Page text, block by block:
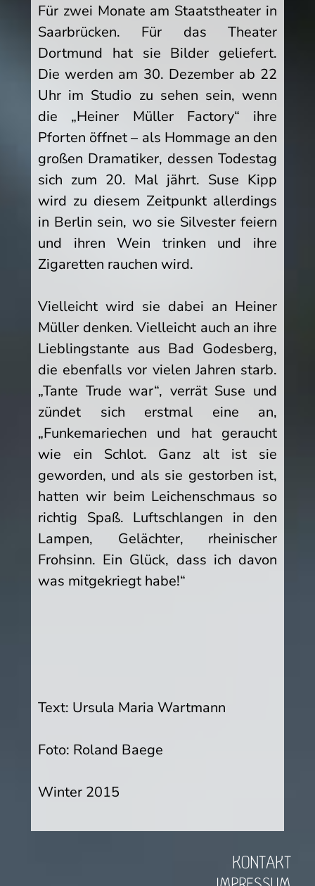
Für zwei Monate am Staatstheater in
Saarbrücken. Für das Theater
Dortmund hat sie Bilder geliefert.
Die werden am 30. Dezember ab 22
Uhr im Studio zu sehen sein, wenn
die „Heiner Müller Factory“ ihre
Pforten öffnet – als Hommage an den
großen Dramatiker, dessen Todestag
sich zum 20. Mal jährt. Suse Kipp
wird zu diesem Zeitpunkt allerdings
in Berlin sein, wo sie Silvester feiern
und ihren Wein trinken und ihre
Zigaretten rauchen wird.
Vielleicht wird sie dabei an Heiner
Müller denken. Vielleicht auch an ihre
Lieblingstante aus Bad Godesberg,
die ebenfalls vor vielen Jahren starb.
„Tante Trude war“, verrät Suse und
zündet sich erstmal eine an,
„Funkemariechen und hat geraucht
wie ein Schlot. Ganz alt ist sie
geworden, und als sie gestorben ist,
hatten wir beim Leichenschmaus so
richtig Spaß. Luftschlangen in den
Lampen, Gelächter, rheinischer
Frohsinn. Ein Glück, dass ich davon
was mitgekriegt habe!“
Text: Ursula Maria Wartmann
Foto: Roland Baege
Winter 2015
KONTAKT